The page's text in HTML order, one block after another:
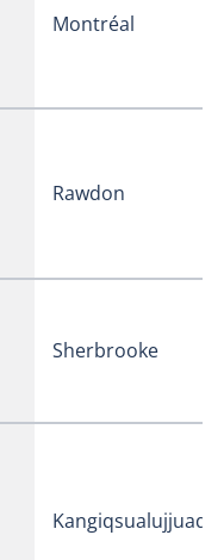
Montréal
Rawdon
Sherbrooke
Kangiqsualujjuaq